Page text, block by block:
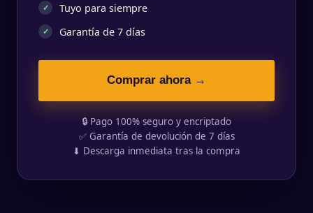
✓ Tuyo para siempre
✓ Garantía de 7 días
Comprar ahora →
🔒 Pago 100% seguro y encriptado
✅ Garantía de devolución de 7 días
⬇ Descarga inmediata tras la compra